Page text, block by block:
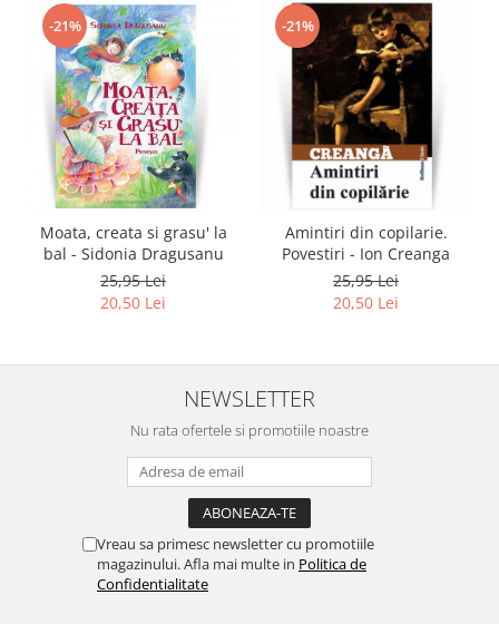
-21%
Moata, creata si grasu' la
bal - Sidonia Dragusanu
25,95 Lei
20,50 Lei
-21%
Amintiri din copilarie.
Povestiri - Ion Creanga
25,95 Lei
20,50 Lei
NEWSLETTER
Nu rata ofertele si promotiile noastre
Vreau sa primesc newsletter cu promotiile
magazinului. Afla mai multe in Politica de
Confidentialitate